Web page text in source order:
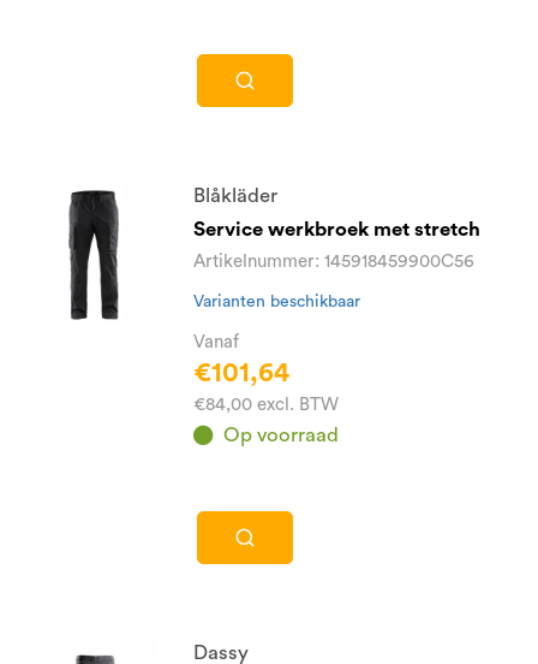
Blåkläder
Service werkbroek met stretch
Artikelnummer: 145918459900C56
Varianten beschikbaar
Vanaf
€101,64
€84,00 excl. BTW
Op voorraad
Dassy